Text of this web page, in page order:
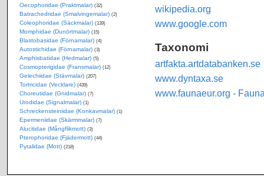
wikipedia.org
www.google.com
Taxonomi
artfakta.artdatabanken.se
www.dyntaxa.se
www.faunaeur.org -
Oecophoridae (Praktmalar) (32)
Batrachedridae (Smalvingemalar) (2)
Coleophoridae (Säckmalar) (139)
Momphidae (Dunörtmalar) (15)
Blastobasidae (Förnamalar) (4)
Autostichidae (Förnamalar) (3)
Amphisbatidae (Hedmalar) (5)
Cosmopterigidae (Fransmalar) (12)
Gelechiidae (Stävmalar) (207)
Tortricidae (Vecklare) (439)
Choreutidae (Gnidmalar) (7)
Urodidae (Signalmalar) (1)
Schreckensteiniidae (Konkavmalar) (1)
Epermeniidae (Skärmmalar) (7)
Alucitidae (Mångflikmott) (3)
Pterophoridae (Fjädermott) (44)
Pyralidae (Mott) (218)